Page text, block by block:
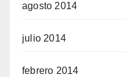
agosto 2014
julio 2014
febrero 2014